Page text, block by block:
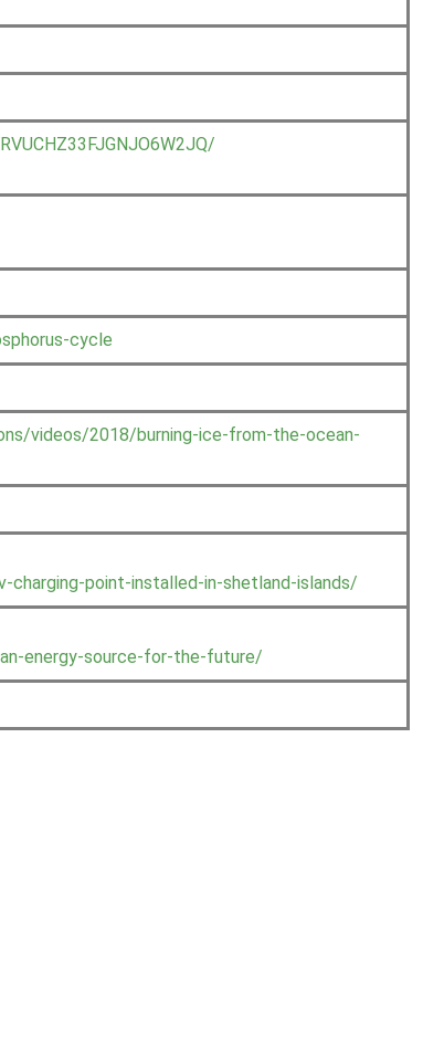
cycle
videos/2018/burning-ice-from-the-ocean-
point-installed-in-shetland-islands/
energy-source-for-the-future/